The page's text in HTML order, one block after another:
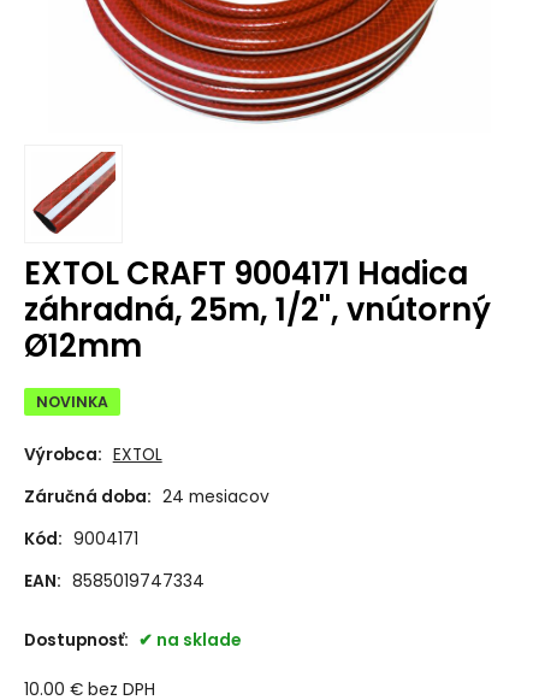
EXTOL CRAFT 9004171 Hadica
záhradná, 25m, 1/2'', vnútorný
Ø12mm
NOVINKA
Výrobca: EXTOL
Záručná doba: 24 mesiacov
Kód: 9004171
EAN: 8585019747334
Dostupnosť: na sklade
10.00 € bez DPH